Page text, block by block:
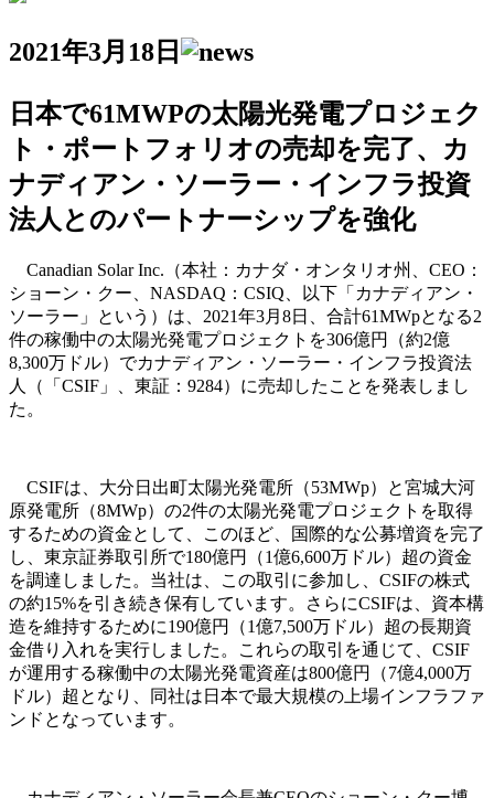
2021年3月18日
日本で61MWPの太陽光発電プロジェク
ト・ポートフォリオの売却を完了、カ
ナディアン・ソーラー・インフラ投資
法人とのパートナーシップを強化
Canadian Solar Inc.（本社：カナダ・オンタリオ州、CEO：
ショーン・クー、NASDAQ：CSIQ、以下「カナディアン・
ソーラー」という）は、2021年3月8日、合計61MWpとなる2
件の稼働中の太陽光発電プロジェクトを306億円（約2億
8,300万ドル）でカナディアン・ソーラー・インフラ投資法
人（「CSIF」、東証：9284）に売却したことを発表しまし
た。
CSIFは、大分日出町太陽光発電所（53MWp）と宮城大河
原発電所（8MWp）の2件の太陽光発電プロジェクトを取得
するための資金として、このほど、国際的な公募増資を完了
し、東京証券取引所で180億円（1億6,600万ドル）超の資金
を調達しました。当社は、この取引に参加し、CSIFの株式
の約15%を引き続き保有しています。さらにCSIFは、資本構
造を維持するために190億円（1億7,500万ドル）超の長期資
金借り入れを実行しました。これらの取引を通じて、CSIF
が運用する稼働中の太陽光発電資産は800億円（7億4,000万
ドル）超となり、同社は日本で最大規模の上場インフラファ
ンドとなっています。